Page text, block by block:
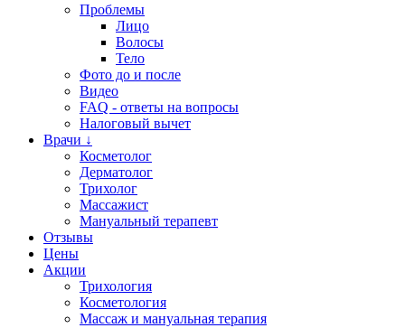
Проблемы
Лицо
Волосы
Тело
Фото до и после
Видео
FAQ - ответы на вопросы
Налоговый вычет
Врачи ↓
Косметолог
Дерматолог
Трихолог
Массажист
Мануальный терапевт
Отзывы
Цены
Акции
Трихология
Косметология
Массаж и мануальная терапия